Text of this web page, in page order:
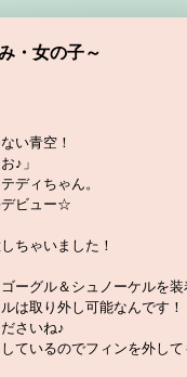
・女の子～
い青空！
♪」
ディちゃん。
デビュー☆
ちゃいました！
ーグル＆シュノーケルを
は取り外し可能なんです！
さいね♪
ているのでフィンを外し